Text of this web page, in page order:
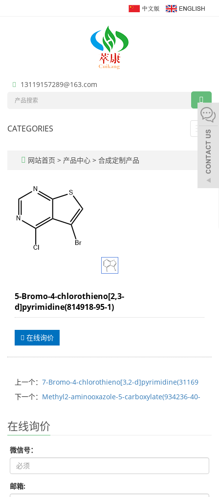
13119157289@163.com
CATEGORIES
网站首页 > 产品中心 > 合成定制产品
5-Bromo-4-chlorothieno[2,3-
d]pyrimidine(814918-95-1)
在线询价
上一个： 7-Bromo-4-chlorothieno[3,2-d]pyrimidine(31169
下一个： Methyl2-aminooxazole-5-carboxylate(934236-40-
在线询价
微信号：
邮箱: